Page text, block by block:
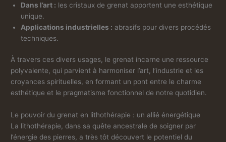
Dans l’art : les cristaux de grenat apportent une esthétique
unique.
Applications industrielles : abrasifs pour divers procédés
techniques.
À travers ces divers usages, le grenat incarne une ressource
polyvalente, qui parvient à harmoniser l’art, l’industrie et les
croyances spirituelles, en formant un pont entre le charme
esthétique et le pragmatisme fonctionnel de notre quotidien.
Le pouvoir du grenat en lithothérapie : un allié énergétique
La lithothérapie, dans sa quête ancestrale de soigner par
l’énergie des pierres, a très tôt découvert le potentiel du